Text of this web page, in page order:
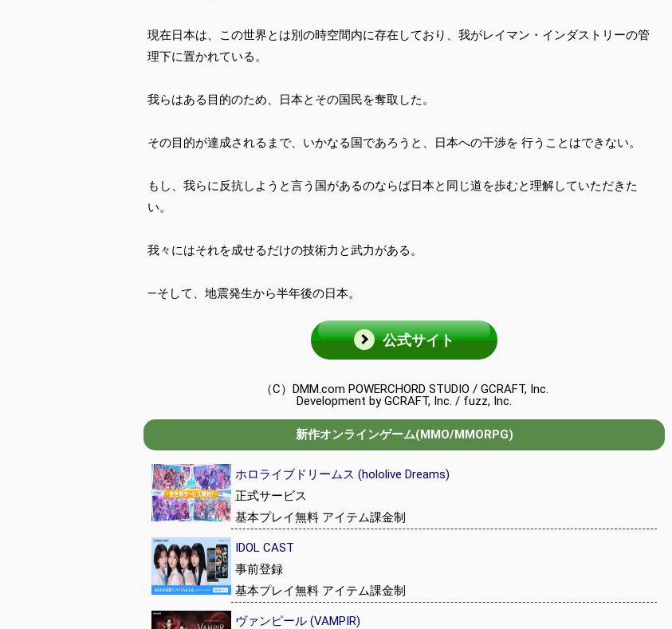
現在日本は、この世界とは別の時空間内に存在しており、我がレイマン・インダストリーの管
理下に置かれている。
我らはある目的のため、日本とその国民を奪取した。
その目的が達成されるまで、いかなる国であろうと、日本への干渉を 行うことはできない。
もし、我らに反抗しようと言う国があるのならば日本と同じ道を歩むと理解していただきた
い。
我々にはそれを成せるだけの技術力と武力がある。
―そして、地震発生から半年後の日本。
公式サイト
（C）DMM.com POWERCHORD STUDIO / GCRAFT, Inc.
Development by GCRAFT, Inc. / fuzz, Inc.
新作オンラインゲーム(MMO/MMORPG)
ホロライブドリームス (hololive Dreams)
正式サービス
基本プレイ無料 アイテム課金制
IDOL CAST
事前登録
基本プレイ無料 アイテム課金制
ヴァンピール (VAMPIR)